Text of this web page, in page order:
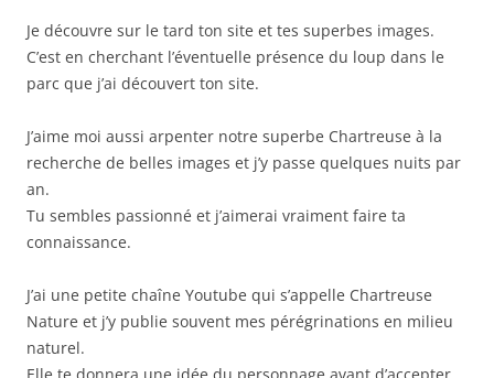
Je découvre sur le tard ton site et tes superbes images.
C’est en cherchant l’éventuelle présence du loup dans le
parc que j’ai découvert ton site.
J’aime moi aussi arpenter notre superbe Chartreuse à la
recherche de belles images et j’y passe quelques nuits par
an.
Tu sembles passionné et j’aimerai vraiment faire ta
connaissance.
J’ai une petite chaîne Youtube qui s’appelle Chartreuse
Nature et j’y publie souvent mes pérégrinations en milieu
naturel.